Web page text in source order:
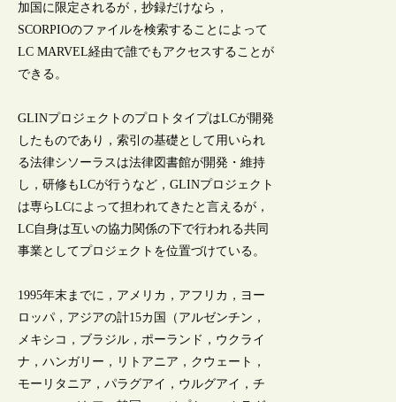
加国に限定されるが，抄録だけなら，
SCORPIOのファイルを検索することによって
LC MARVEL経由で誰でもアクセスすることが
できる。
GLINプロジェクトのプロトタイプはLCが開発
したものであり，索引の基礎として用いられ
る法律シソーラスは法律図書館が開発・維持
し，研修もLCが行うなど，GLINプロジェクト
は専らLCによって担われてきたと言えるが，
LC自身は互いの協力関係の下で行われる共同
事業としてプロジェクトを位置づけている。
1995年末までに，アメリカ，アフリカ，ヨー
ロッパ，アジアの計15カ国（アルゼンチン，
メキシコ，ブラジル，ポーランド，ウクライ
ナ，ハンガリー，リトアニア，クウェート，
モーリタニア，パラグアイ，ウルグアイ，チ